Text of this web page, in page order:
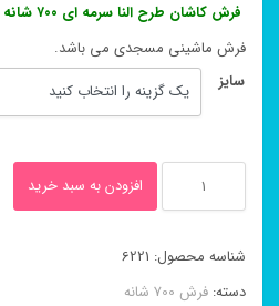
فرش کاشان طرح النا سرمه ای ۷۰۰ شانه
فرش ماشینی مسجدی می باشد.
سایز
کاشان
طرح
النا
افزودن به سبد خرید
شناسه محصول: 6221
دسته: فرش 700 شانه